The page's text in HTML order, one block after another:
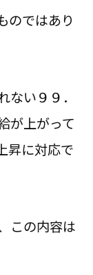
のではあり
い９９．
が上がって
昇に対応で
この内容は